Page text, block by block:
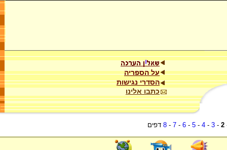
על הספריה
הסדרי נגישות
כתבו אלינו
2
-
3
-
4
-
5
-
6
-
7
-
8 דפים